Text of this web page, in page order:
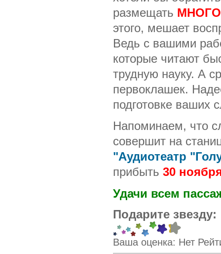
размещать МНОГО
этого, мешает
Ведь с вашими
которые читают
трудную науку. А
первоклашек.
подготовке ваших
Напоминаем, что
совершит на
"Аудиотеатр
прибыть 30
Удачи всем
Подарите звезду:
Ваша оценка: Нет